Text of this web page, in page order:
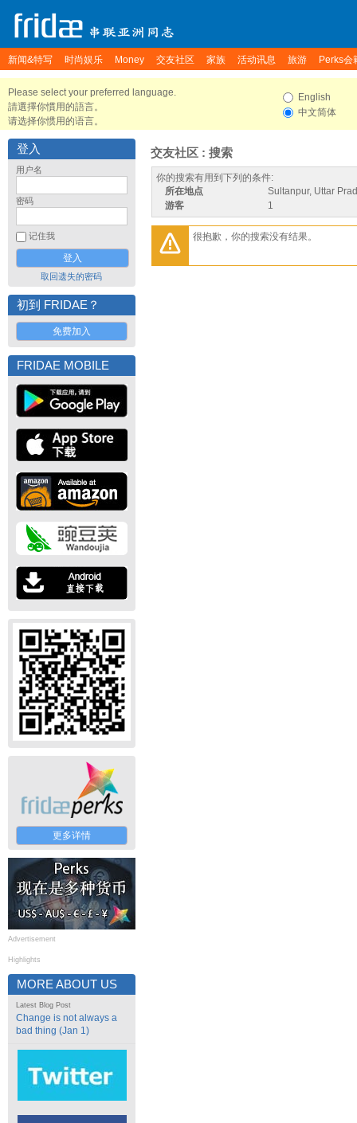
新闻&特写 时尚娱乐 Money 交友社区 家族 活动讯息 旅游 Perks会
Please select your preferred language.
請選擇你慣用的語言。
请选择你惯用的语言。
English
中文简体
登入
用户名
密码
记住我
取回遗失的密码
初到 FRIDAE？
免费加入
FRIDAE MOBILE
更多详情
Advertisement
Highlights
MORE ABOUT US
Latest Blog Post
Change is not always a
bad thing (Jan 1)
交友社区 : 搜索
你的搜索有用到下列的条件:
所在地点
Sultanpur, Uttar
游客
1
很抱歉，你的搜索没有结果。